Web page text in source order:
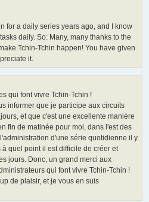
for a daily series years ago, and I know
daily. So: Many, many thanks to the
Tchin-Tchin happen! You have given
it.
qui font vivre Tchin-Tchin !
informer que je participe aux circuits
et que c'est une excellente manière
fin de matinée pour moi, dans l'est des
d'une série quotidienne il y
quel point il est difficile de créer et
jours. Donc, un grand merci aux
qui font vivre Tchin-Tchin !
de plaisir, et je vous en suis